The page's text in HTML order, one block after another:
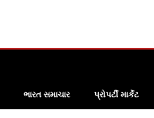
ભારત સમાચાર પ્રોપર્ટી માર્કેટ